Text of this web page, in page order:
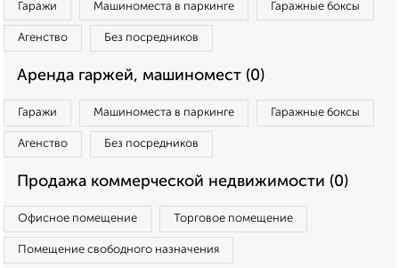
Гаражи Машиноместа в паркинге Гаражные боксы
Агенство Без посредников
Аренда гаржей, машиномест (0)
Гаражи Машиноместа в паркинге Гаражные боксы
Агенство Без посредников
Продажа коммерческой недвижимости (0)
Офисное помещение Торговое помещение
Помещение свободного назначения